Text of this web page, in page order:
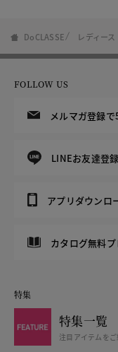
DoCLASSE レディース
FOLLOW US
メルマガ登録で
LINEお友達登
アプリダウンロ
カタログ無料
特集
特集一覧
注目アイテムを